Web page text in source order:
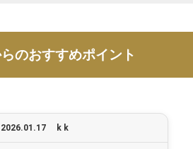
のおすすめポイント
2026.01.17 k k